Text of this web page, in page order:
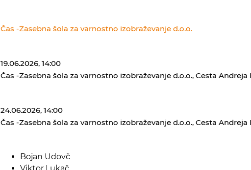
Čas -Zasebna šola za varnostno izobraževanje d.o.o.
19.06.2026, 14:00
Čas -Zasebna šola za varnostno izobraževanje d.o.o., Cesta
24.06.2026, 14:00
Čas -Zasebna šola za varnostno izobraževanje d.o.o., Cesta
Bojan Udovč